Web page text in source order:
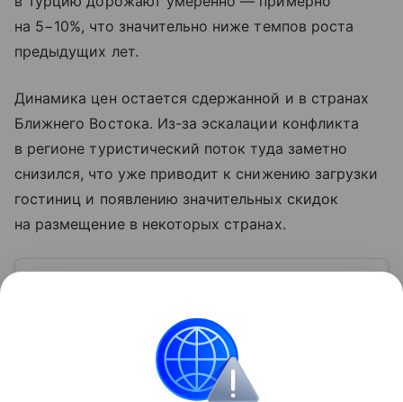
на 5−10%, что значительно ниже темпов роста
предыдущих лет.
Динамика цен остается сдержанной и в странах
Ближнего Востока. Из-за эскалации конфликта
в регионе туристический поток туда заметно
снизился, что уже приводит к снижению загрузки
гостиниц и появлению значительных скидок
на размещение в некоторых странах.
инвестирования
В статье подробно расскажем о том, что такое
акции и как на них можно заработать.